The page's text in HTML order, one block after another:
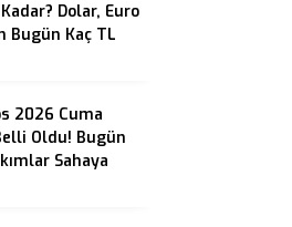
Dolar, Euro
Bugün Kaç TL
2026 Cuma
Oldu! Bugün
Sahaya